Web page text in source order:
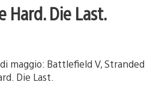
Hard. Die Last.